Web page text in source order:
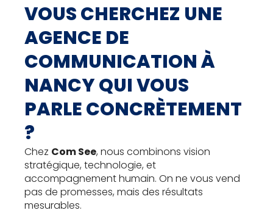
VOUS CHERCHEZ UNE
AGENCE DE
COMMUNICATION À
NANCY QUI VOUS
PARLE CONCRÈTEMENT
?
Chez Com See, nous combinons vision
stratégique, technologie, et
accompagnement humain. On ne vous vend
pas de promesses, mais des résultats
mesurables.